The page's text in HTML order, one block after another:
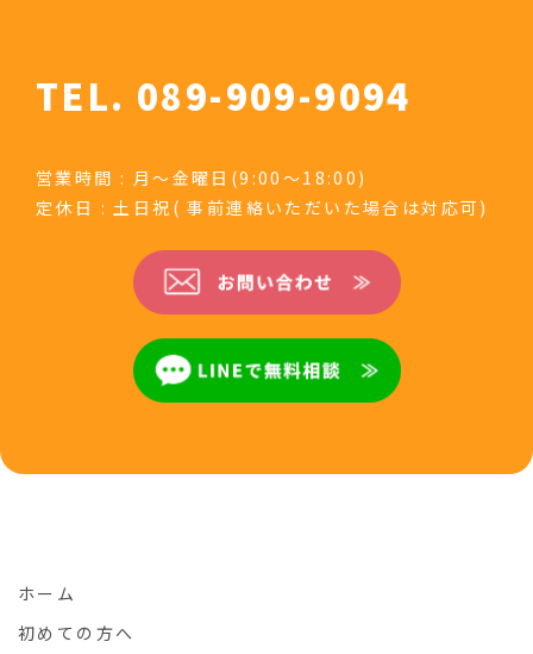
TEL. 089-909-9094
営業時間 : 月～金曜日(9:00～18:00)
定休日 : 土日祝( 事前連絡いただいた場合は対応可)
ホーム
初めての方へ